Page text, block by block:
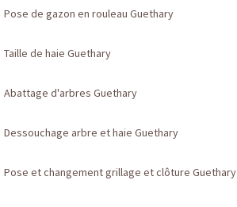
Pose de gazon en rouleau Guethary
Taille de haie Guethary
Abattage d'arbres Guethary
Dessouchage arbre et haie Guethary
Pose et changement grillage et clôture Guethary